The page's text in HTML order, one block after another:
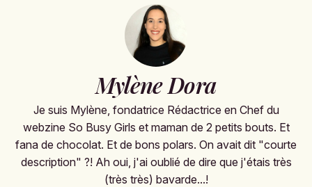
Mylène Dora
Je suis Mylène, fondatrice Rédactrice en Chef du
webzine So Busy Girls et maman de 2 petits bouts. Et
fana de chocolat. Et de bons polars. On avait dit "courte
description" ?! Ah oui, j'ai oublié de dire que j'étais très
(très très) bavarde...!